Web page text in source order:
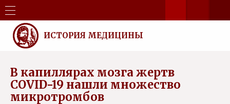
ИСТОРИЯ МЕДИЦИНЫ
В капиллярах мозга жертв
COVID-19 нашли множество
микротромбов